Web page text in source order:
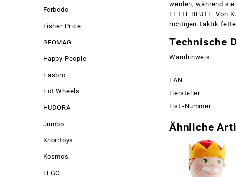
Ferbedo
Fisher Price
GEOMAG
Happy People
Hasbro
Hot Wheels
HUDORA
Jumbo
Knorrtoys
Kosmos
LEGO
werden, während
FETTE BEUTE:
richtigen Taktik
Technische
Warnhinweis
EAN
Hersteller
Hst.-Nummer
Ähnliche